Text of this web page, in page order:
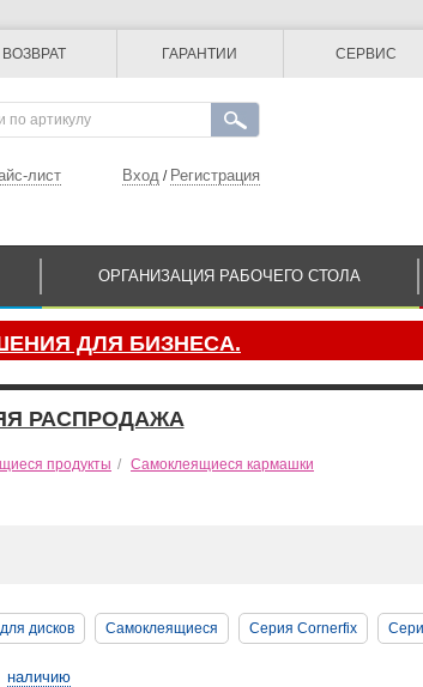
ВОЗВРАТ ГАРАНТИИ СЕРВИС
лист Вход / Регистрация
ОРГАНИЗАЦИЯ РАБОЧЕГО СТОЛА
ДЛЯ БИЗНЕСА.
РАСПРОДАЖА
продукты / Самоклеящиеся кармашки
дисков Самоклеящиеся Серия Cornerfix
наличию